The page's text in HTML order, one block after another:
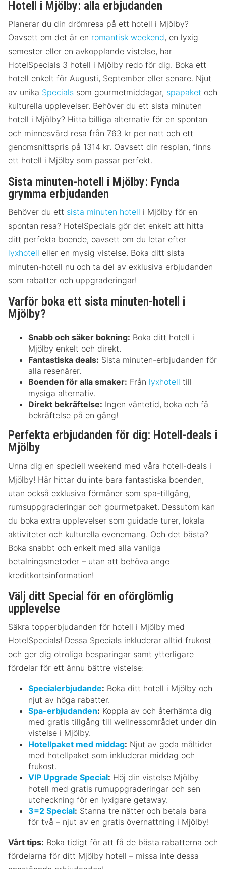
Hotell i Mjölby: alla erbjudanden
Planerar du din drömresa på ett hotell i Mjölby?
Oavsett om det är en romantisk weekend, en lyxig
semester eller en avkopplande vistelse, har
HotelSpecials 3 hotell i Mjölby redo för dig. Boka ett
hotell enkelt för Augusti, September eller senare. Njut
av unika Specials som gourmetmiddagar, spapaket och
kulturella upplevelser. Behöver du ett sista minuten
hotell i Mjölby? Hitta billiga alternativ för en spontan
och minnesvärd resa från 763 kr per natt och ett
genomsnittspris på 1314 kr. Oavsett din resplan, finns
ett hotell i Mjölby som passar perfekt.
Sista minuten-hotell i Mjölby: Fynda
grymma erbjudanden
Behöver du ett sista minuten hotell i Mjölby för en
spontan resa? HotelSpecials gör det enkelt att hitta
ditt perfekta boende, oavsett om du letar efter
lyxhotell eller en mysig vistelse. Boka ditt sista
minuten-hotell nu och ta del av exklusiva erbjudanden
som rabatter och uppgraderingar!
Varför boka ett sista minuten-hotell i
Mjölby?
Snabb och säker bokning: Boka ditt hotell i
Mjölby enkelt och direkt.
Fantastiska deals: Sista minuten-erbjudanden för
alla resenärer.
Boenden för alla smaker: Från lyxhotell till
mysiga alternativ.
Direkt bekräftelse: Ingen väntetid, boka och få
bekräftelse på en gång!
Perfekta erbjudanden för dig: Hotell-deals i
Mjölby
Unna dig en speciell weekend med våra hotell-deals i
Mjölby! Här hittar du inte bara fantastiska boenden,
utan också exklusiva förmåner som spa-tillgång,
rumsuppgraderingar och gourmetpaket. Dessutom kan
du boka extra upplevelser som guidade turer, lokala
aktiviteter och kulturella evenemang. Och det bästa?
Boka snabbt och enkelt med alla vanliga
betalningsmetoder – utan att behöva ange
kreditkortsinformation!
Välj ditt Special för en oförglömlig
upplevelse
Säkra topperbjudanden för hotell i Mjölby med
HotelSpecials! Dessa Specials inkluderar alltid frukost
och ger dig otroliga besparingar samt ytterligare
fördelar för ett ännu bättre vistelse:
Specialerbjudande: Boka ditt hotell i Mjölby och
njut av höga rabatter.
Spa-erbjudanden: Koppla av och återhämta dig
med gratis tillgång till wellnessområdet under din
vistelse i Mjölby.
Hotellpaket med middag: Njut av goda måltider
med hotellpaket som inkluderar middag och
frukost.
VIP Upgrade Special: Höj din vistelse Mjölby
hotell med gratis rumuppgraderingar och sen
utcheckning för en lyxigare getaway.
3=2 Special: Stanna tre nätter och betala bara
för två – njut av en gratis övernattning i Mjölby!
Vårt tips: Boka tidigt för att få de bästa rabatterna och
fördelarna för ditt Mjölby hotell – missa inte dessa